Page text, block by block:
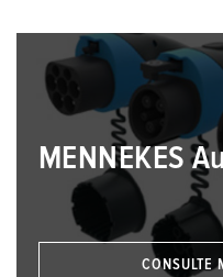
MENNEKES
CONSULTE